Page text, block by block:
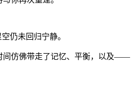
仍未回归宁静。
间仿佛带走了记忆、平衡，以及——